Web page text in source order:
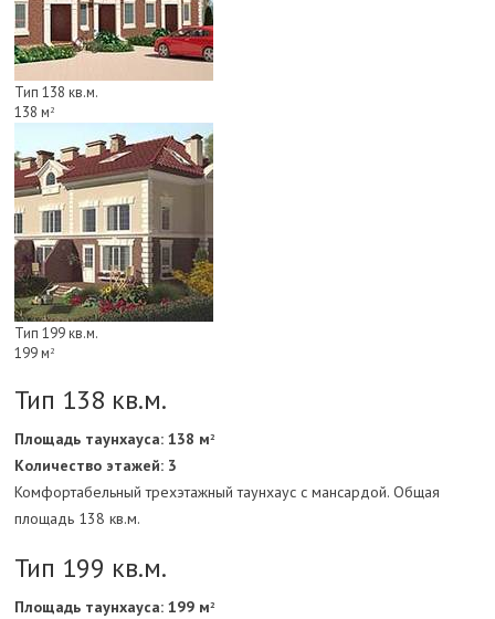
Тип 138 кв.м.
138 м 2
Тип 199 кв.м.
199 м 2
Тип 138 кв.м.
Площадь таунхауса: 138 м2
Количество этажей: 3
Комфортабельный трехэтажный таунхаус с мансардой. Общая
площадь 138 кв.м.
Тип 199 кв.м.
Площадь таунхауса: 199 м2